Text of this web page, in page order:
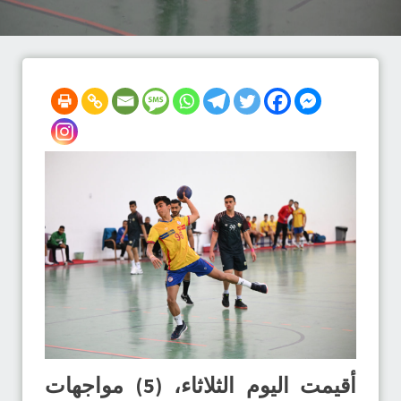
أقيمت اليوم الثلاثاء، (5) مواجهات